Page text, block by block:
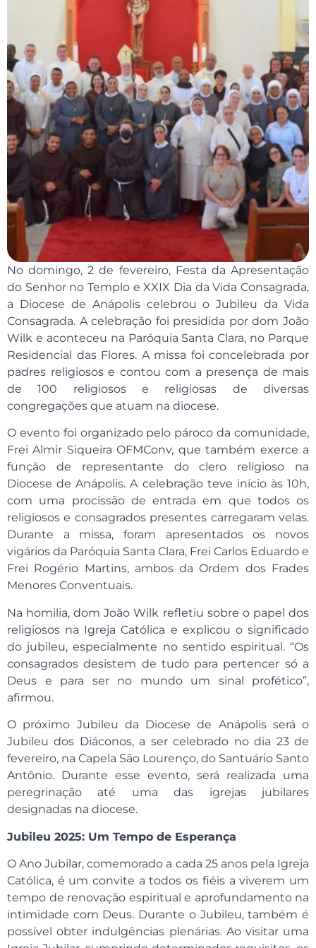
No domingo, 2 de fevereiro, Festa da Apresentação
do Senhor no Templo e XXIX Dia da Vida Consagrada,
a Diocese de Anápolis celebrou o Jubileu da Vida
Consagrada. A celebração foi presidida por dom João
Wilk e aconteceu na Paróquia Santa Clara, no Parque
Residencial das Flores. A missa foi concelebrada por
padres religiosos e contou com a presença de mais
de 100 religiosos e religiosas de diversas
congregações que atuam na diocese.
O evento foi organizado pelo pároco da comunidade,
Frei Almir Siqueira OFMConv, que também exerce a
função de representante do clero religioso na
Diocese de Anápolis. A celebração teve início às 10h,
com uma procissão de entrada em que todos os
religiosos e consagrados presentes carregaram velas.
Durante a missa, foram apresentados os novos
vigários da Paróquia Santa Clara, Frei Carlos Eduardo e
Frei Rogério Martins, ambos da Ordem dos Frades
Menores Conventuais.
Na homilia, dom João Wilk refletiu sobre o papel dos
religiosos na Igreja Católica e explicou o significado
do jubileu, especialmente no sentido espiritual. “Os
consagrados desistem de tudo para pertencer só a
Deus e para ser no mundo um sinal profético”,
afirmou.
O próximo Jubileu da Diocese de Anápolis será o
Jubileu dos Diáconos, a ser celebrado no dia 23 de
fevereiro, na Capela São Lourenço, do Santuário Santo
Antônio. Durante esse evento, será realizada uma
peregrinação até uma das igrejas jubilares
designadas na diocese.
Jubileu 2025: Um Tempo de Esperança
O Ano Jubilar, comemorado a cada 25 anos pela Igreja
Católica, é um convite a todos os fiéis a viverem um
tempo de renovação espiritual e aprofundamento na
intimidade com Deus. Durante o Jubileu, também é
possível obter indulgências plenárias. Ao visitar uma